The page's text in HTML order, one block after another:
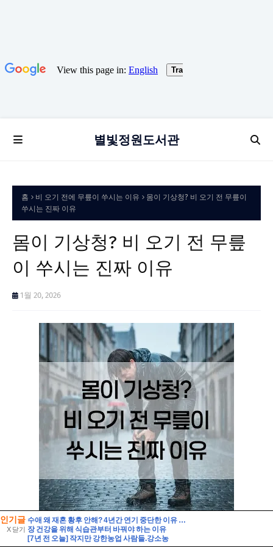
인기글
X 닫기
수애 왜 재혼 황후 안해? 4년간 연기 중단한 이유 ft 차기작
장 건강을 위해 식습관부터 바꿔야 하는 이유
[7년 전 오늘] 작지만 강한농업 사람들.강소농